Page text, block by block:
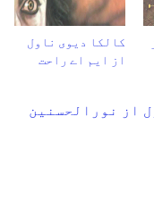
کالکا دیوی ناول
از ایم اے راحت
از نورالحسنین